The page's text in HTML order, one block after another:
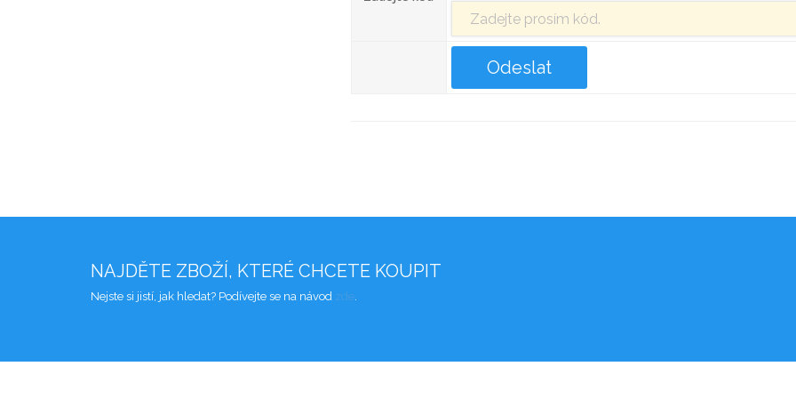
NAJDĚTE ZBOŽÍ, KTERÉ CHCETE KOUPIT
Nejste si jistí, jak hledat? Podívejte se na návod zde.